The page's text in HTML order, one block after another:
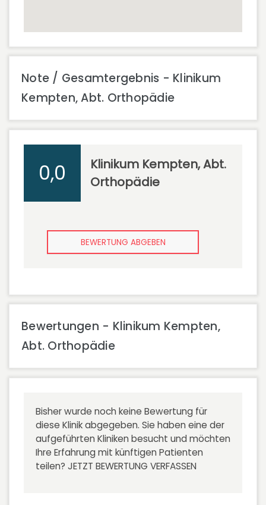
Note / Gesamtergebnis - Klinikum
Kempten, Abt. Orthopädie
0,0
Klinikum Kempten, Abt.
Orthopädie
BEWERTUNG ABGEBEN
Bewertungen - Klinikum Kempten,
Abt. Orthopädie
Bisher wurde noch keine Bewertung für
diese Klinik abgegeben. Sie haben eine der
aufgeführten Kliniken besucht und möchten
Ihre Erfahrung mit künftigen Patienten
teilen? JETZT BEWERTUNG VERFASSEN